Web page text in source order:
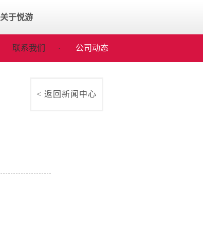
关于悦游
联系我们 · 公司动态
< 返回新闻中心